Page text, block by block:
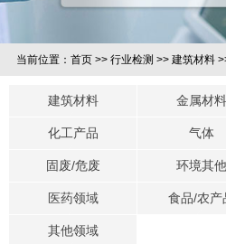
当前位置： 首页>> 行业检测 >> 建筑材料
建筑材料 金属材料
化工产品 气体
固废/危废 环境其他
医药领域 食品/农产
其他领域